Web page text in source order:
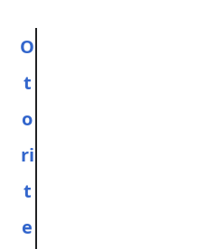
O
t
o
ri
t
e